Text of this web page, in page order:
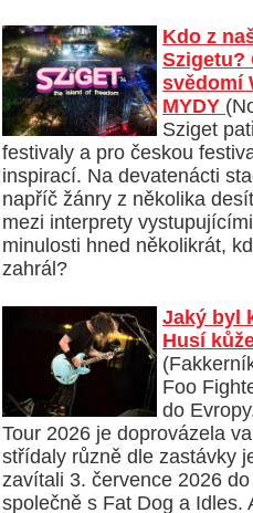
Kdo z
Szigetu?
svědomí
MYDY
Sziget
festivaly a pro českou
inspirací. Na devatenácti
napříč žánry z několika
mezi interprety
minulosti hned několikrát,
zahrál?
Jaký byl
Husí
Foo
do
Tour 2026 je doprovázela
střídaly různě dle zastávky
zavítali 3. července 2026
společně s Fat Dog a Idles.